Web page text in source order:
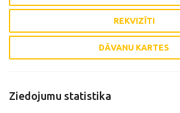
REKVIZĪTI
DĀVANU KARTES
Ziedojumu statistika